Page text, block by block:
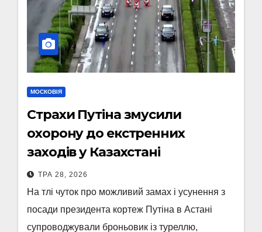
МОСКОВІЯ
Страхи Путіна змусили
охорону до екстренних
заходів у Казахстані
ТРА 28, 2026
На тлі чуток про можливий замах і усунення з
посади президента кортеж Путіна в Астані
супроводжували броньовик із туреллю,